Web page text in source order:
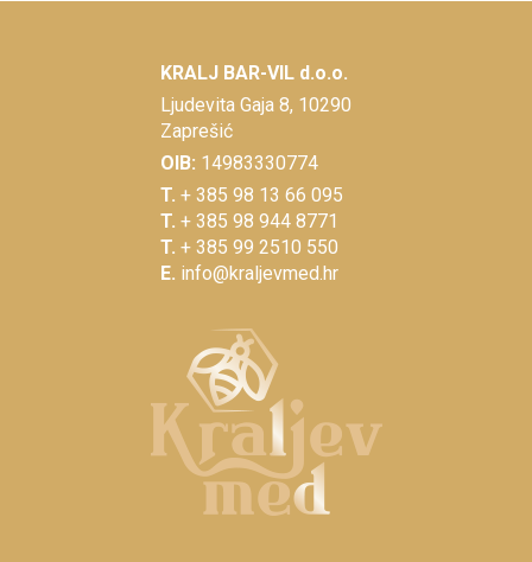
KRALJ BAR-VIL d.o.o.
Ljudevita Gaja 8, 10290
Zaprešić
OIB: 14983330774
T. + 385 98 13 66 095
T. + 385 98 944 8771
T. + 385 99 2510 550
E. info@kraljevmed.hr